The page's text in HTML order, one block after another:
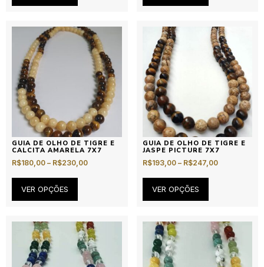
GUIA DE OLHO DE TIGRE E
CALCITA AMARELA 7X7
R$180,00 – R$230,00
VER OPÇÕES
GUIA DE OLHO DE TIGRE E
JASPE PICTURE 7X7
R$193,00 – R$247,00
VER OPÇÕES